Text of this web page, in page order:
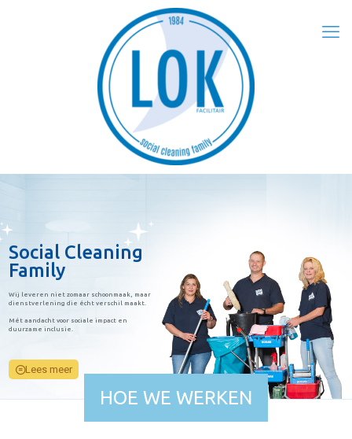
Social Cleaning
Family
Wij leveren niet zomaar schoonmaak, maar
dienstverlening die écht verschil maakt.
Mét aandacht voor sociale impact en
duurzame inclusie.
Lees meer
HOE WE WERKEN